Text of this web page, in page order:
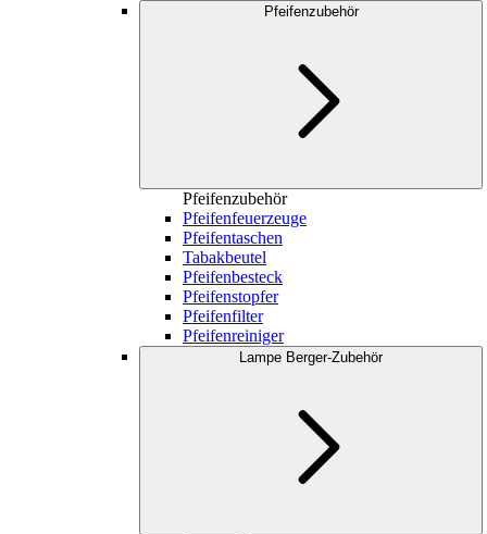
Pfeifenzubehör
Pfeifenzubehör
Pfeifenfeuerzeuge
Pfeifentaschen
Tabakbeutel
Pfeifenbesteck
Pfeifenstopfer
Pfeifenfilter
Pfeifenreiniger
Lampe Berger-Zubehör